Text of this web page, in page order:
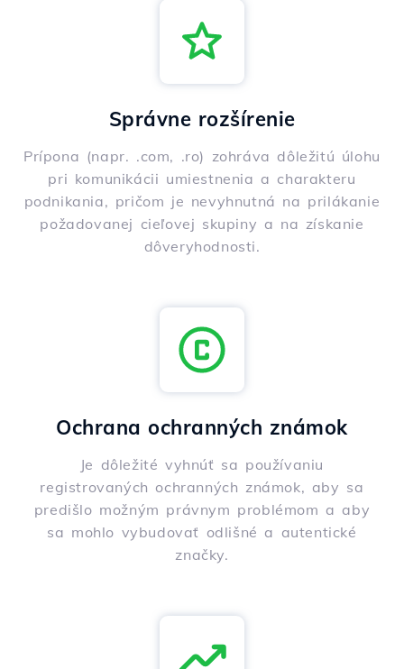
Správne rozšírenie
Prípona (napr. .com, .ro) zohráva dôležitú úlohu
pri komunikácii umiestnenia a charakteru
podnikania, pričom je nevyhnutná na prilákanie
požadovanej cieľovej skupiny a na získanie
dôveryhodnosti.
Ochrana ochranných známok
Je dôležité vyhnúť sa používaniu
registrovaných ochranných známok, aby sa
predišlo možným právnym problémom a aby
sa mohlo vybudovať odlišné a autentické
značky.